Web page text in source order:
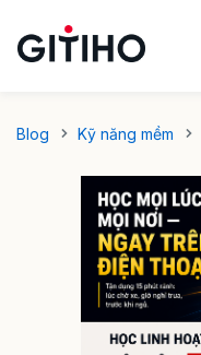
Blog Kỹ năng mềm